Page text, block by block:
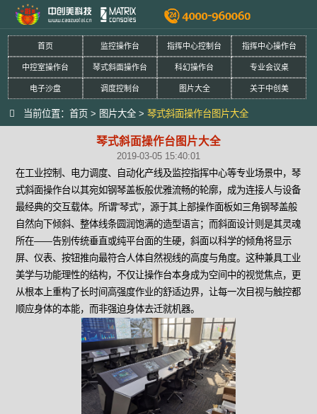
首页 监控操作台 指挥中心控制台 指挥中心操作台
中控室操作台 琴式斜面操作台 科幻操作台 专业会议桌
电子沙盘 调度控制台 图片大全 关于中创美
当前位置：首页 > 图片大全 > 琴式斜面操作台图片大全
琴式斜面操作台图片大全
2019-03-05 15:40:01
在工业控制、电力调度、自动化产线及监控指挥中心等专业场景中，琴
式斜面操作台以其宛如钢琴盖板般优雅流畅的轮廓，成为连接人与设备
最经典的交互载体。所谓“琴式”，源于其上部操作面板如三角钢琴盖般
自然向下倾斜、整体线条圆润饱满的造型语言；而斜面设计则是其灵魂
所在——告别传统垂直或纯平台面的生硬，斜面以科学的倾角将显示
屏、仪表、按钮推向最符合人体自然视线的高度与角度。这种兼具工业
美学与功能理性的结构，不仅让操作台本身成为空间中的视觉焦点，更
从根本上重构了长时间高强度作业的舒适边界，让每一次目视与触控都
顺应身体的本能，而非强迫身体去迁就机器。